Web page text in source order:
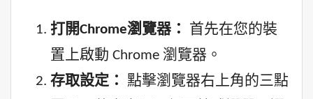
打開Chrome瀏覽器：
首先在您的裝
置上啟動 Chrome 瀏覽器。
存取設定：
點擊瀏覽器右上角的三點